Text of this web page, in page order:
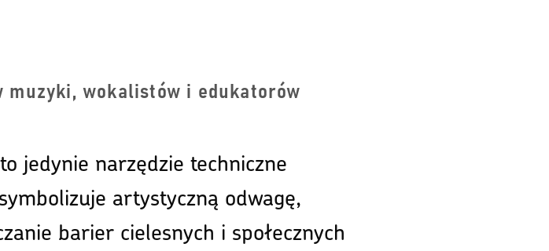
muzyki, wokalistów i edukatorów
jedynie narzędzie techniczne
artystyczną odwagę,
barier cielesnych i społecznych